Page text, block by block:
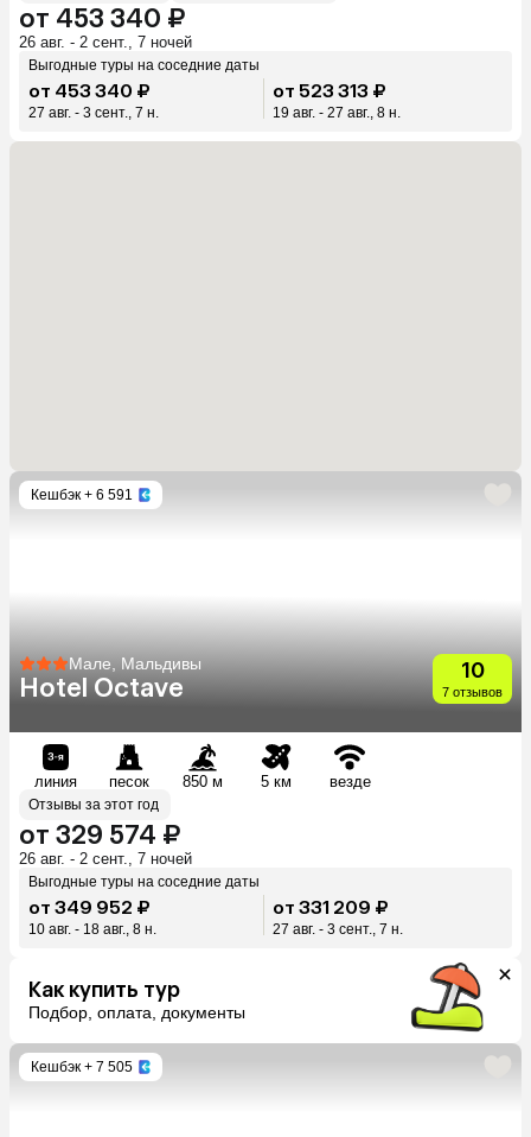
от 453 340 ₽
26 авг. - 2 сент., 7 ночей
Выгодные туры на соседние даты
от 453 340 ₽
27 авг. - 3 сент., 7 н.
от 523 313 ₽
19 авг. - 27 авг., 8 н.
Кешбэк + 6 591
Мале, Мальдивы
Hotel Octave
10
7 отзывов
линия песок 850 м 5 км везде
Отзывы за этот год
от 329 574 ₽
26 авг. - 2 сент., 7 ночей
Выгодные туры на соседние даты
от 349 952 ₽
10 авг. - 18 авг., 8 н.
от 331 209 ₽
27 авг. - 3 сент., 7 н.
Как купить тур
Подбор, оплата, документы
Кешбэк + 7 505